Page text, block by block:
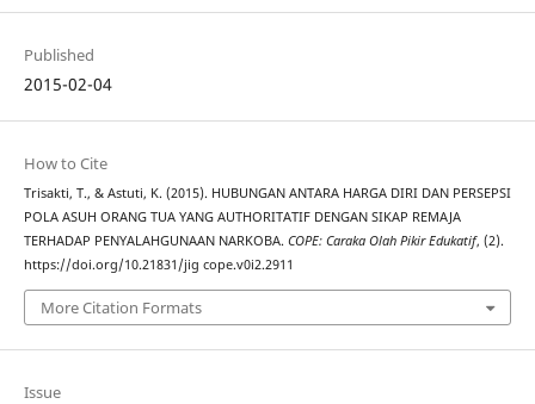
Published
2015-02-04
How to Cite
Trisakti, T., & Astuti, K. (2015). HUBUNGAN ANTARA HARGA DIRI DAN PERSEPSI
POLA ASUH ORANG TUA YANG AUTHORITATIF DENGAN SIKAP REMAJA
TERHADAP PENYALAHGUNAAN NARKOBA. COPE: Caraka Olah Pikir Edukatif, (2).
https://doi.org/10.21831/jig cope.v0i2.2911
More Citation Formats
Issue